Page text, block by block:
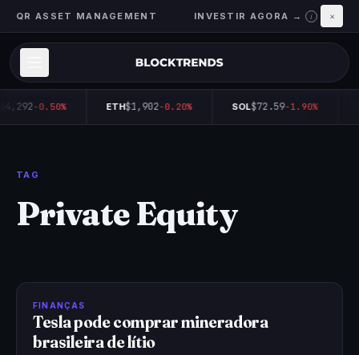
QR ASSET MANAGEMENT INVESTIR AGORA → i ×
-0.50% ETH$1,902-0.20% SOL$72.59-1.90%
TAG
Private Equity
FINANÇAS
Tesla pode comprar mineradora
brasileira de lítio